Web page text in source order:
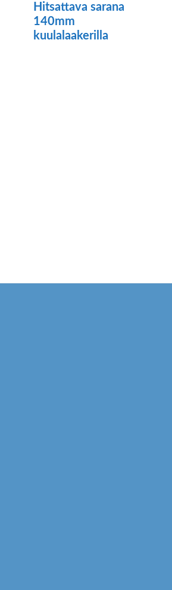
Hitsattava sarana
140mm
kuulalaakerilla